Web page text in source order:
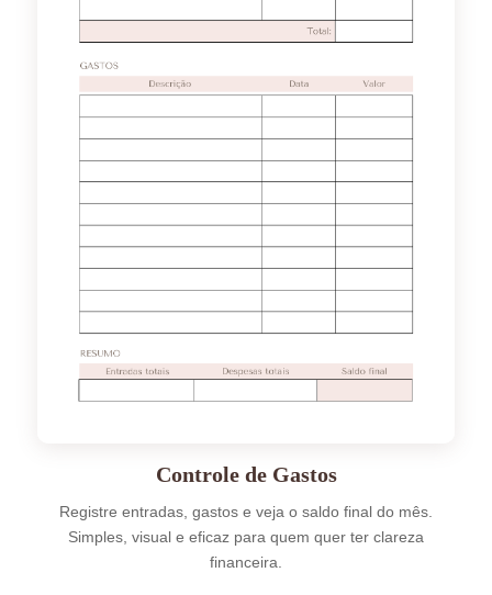
Controle de Gastos
Registre entradas, gastos e veja o saldo final do mês.
Simples, visual e eficaz para quem quer ter clareza
financeira.